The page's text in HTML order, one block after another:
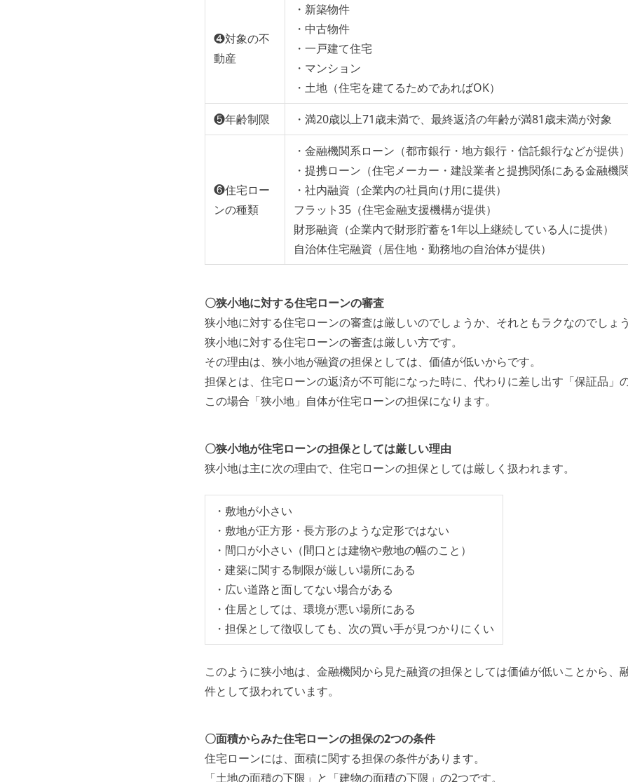
❹対象の不
動産
・新築物件
・中古物件
・一戸建て住宅
・マンション
・土地（住宅を建てるためであればOK）
❺年齢制限 ・満20歳以上71歳未満で、最終返済の年齢が満81歳未満が対象
❻住宅ロー
ンの種類
・金融機関系ローン（都市銀行・地方銀行・信託銀行などが提供
・提携ローン（住宅メーカー・建設業者と提携関係にある金融機
・社内融資（企業内の社員向け用に提供）
フラット35（住宅金融支援機構が提供）
財形融資（企業内で財形貯蓄を1年以上継続している人に提供）
自治体住宅融資（居住地・勤務地の自治体が提供）
〇狭小地に対する住宅ローンの審査
狭小地に対する住宅ローンの審査は厳しいのでしょうか、それともラクなのでしょ
狭小地に対する住宅ローンの審査は厳しい方です。
その理由は、狭小地が融資の担保としては、価値が低いからです。
担保とは、住宅ローンの返済が不可能になった時に、代わりに差し出す「保証品」
この場合「狭小地」自体が住宅ローンの担保になります。
〇狭小地が住宅ローンの担保としては厳しい理由
狭小地は主に次の理由で、住宅ローンの担保としては厳しく扱われます。
・敷地が小さい
・敷地が正方形・長方形のような定形ではない
・間口が小さい（間口とは建物や敷地の幅のこと）
・建築に関する制限が厳しい場所にある
・広い道路と面してない場合がある
・住居としては、環境が悪い場所にある
・担保として徴収しても、次の買い手が見つかりにくい
このように狭小地は、金融機関から見た融資の担保としては価値が低いことから、
件として扱われています。
〇面積からみた住宅ローンの担保の2つの条件
住宅ローンには、面積に関する担保の条件があります。
「土地の面積の下限」と「建物の面積の下限」の2つです。